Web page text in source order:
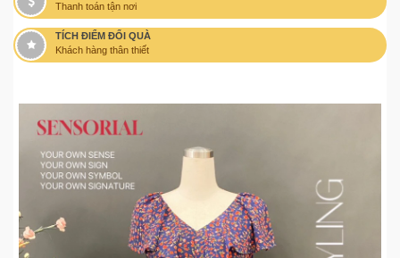
Thanh toán tận nơi
TÍCH ĐIỂM ĐỔI QUÀ
Khách hàng thân thiết